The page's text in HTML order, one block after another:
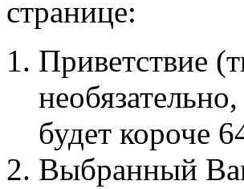
странице:
Приветствие
будет короче
Выбранный